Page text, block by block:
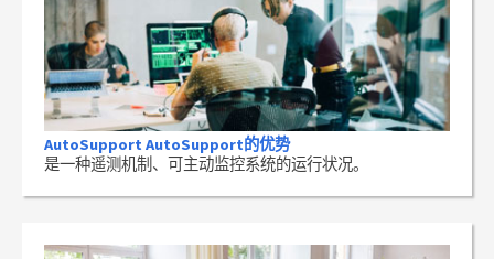
AutoSupport AutoSupport的优势
是一种遥测机制、可主动监控系统的运行状况。